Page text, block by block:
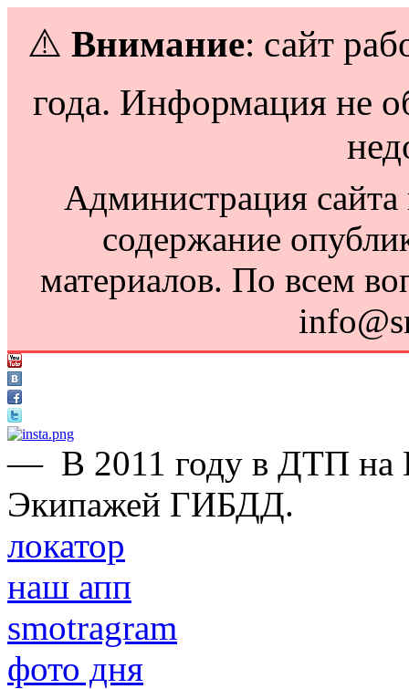
⚠️ Внимание: сайт
года. Информация не
Администрация сайта
содержание
материалов. По всем
— В 2011 году в ДТП на
Экипажей ГИБДД.
локатор
наш апп
smotragram
фото дня